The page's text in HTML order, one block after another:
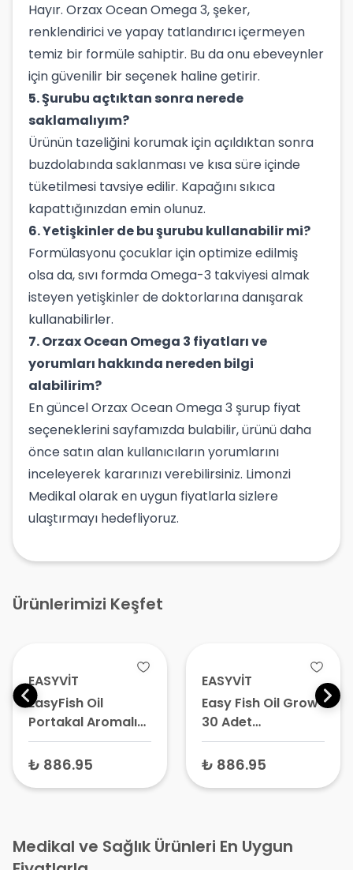
Hayır. Orzax Ocean Omega 3, şeker,
renklendirici ve yapay tatlandırıcı içermeyen
temiz bir formüle sahiptir. Bu da onu ebeveynler
için güvenilir bir seçenek haline getirir.
5. Şurubu açtıktan sonra nerede
saklamalıyım?
Ürünün tazeliğini korumak için açıldıktan sonra
buzdolabında saklanması ve kısa süre içinde
tüketilmesi tavsiye edilir. Kapağını sıkıca
kapattığınızdan emin olunuz.
6. Yetişkinler de bu şurubu kullanabilir mi?
Formülasyonu çocuklar için optimize edilmiş
olsa da, sıvı formda Omega-3 takviyesi almak
isteyen yetişkinler de doktorlarına danışarak
kullanabilirler.
7. Orzax Ocean Omega 3 fiyatları ve
yorumları hakkında nereden bilgi
alabilirim?
En güncel Orzax Ocean Omega 3 şurup fiyat
seçeneklerini sayfamızda bulabilir, ürünü daha
önce satın alan kullanıcıların yorumlarını
inceleyerek kararınızı verebilirsiniz. Limonzi
Medikal olarak en uygun fiyatlarla sizlere
ulaştırmayı hedefliyoruz.
Ürünlerimizi Keşfet
EASYVİT
EasyFish Oil
Portakal Aromalı
Çocuk Balık Yağı
30 Adet
Takviye
₺ 886.95
EASYVİT
Easy Fish Oil Grow
30 Adet
Çiğnenebilir Jel
Form
₺ 886.95
Medikal ve Sağlık Ürünleri En Uygun